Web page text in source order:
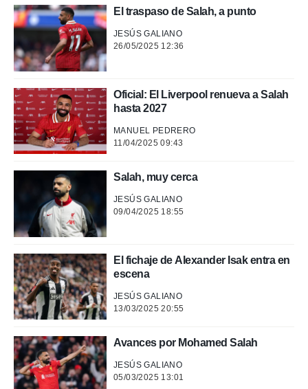
El traspaso de Salah, a punto
JESÚS GALIANO
26/05/2025 12:36
Oficial: El Liverpool renueva a Salah
hasta 2027
MANUEL PEDRERO
11/04/2025 09:43
Salah, muy cerca
JESÚS GALIANO
09/04/2025 18:55
El fichaje de Alexander Isak entra en
escena
JESÚS GALIANO
13/03/2025 20:55
Avances por Mohamed Salah
JESÚS GALIANO
05/03/2025 13:01